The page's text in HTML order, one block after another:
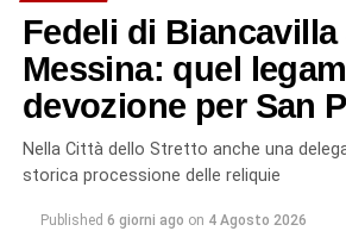
Fedeli di Biancavilla
Messina: quel
devozione per San
Nella Città dello Stretto anche una
storica processione delle reliquie
Published 6 giorni ago on 4 Agosto 2026